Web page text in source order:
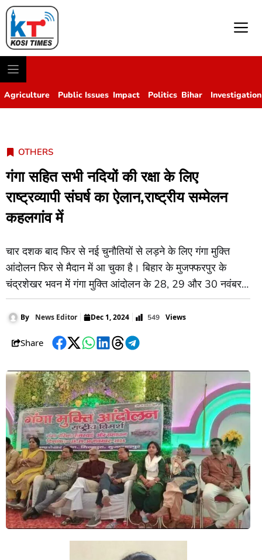
Agriculture Public Issues Impact Politics Bihar Investigation
OTHERS
गंगा सहित सभी नदियों की रक्षा के लिए
राष्ट्रव्यापी संघर्ष का ऐलान,राष्ट्रीय सम्मेलन
कहलगांव में
चार दशक बाद फिर से नई चुनौतियों से लड़ने के लिए गंगा मुक्ति
आंदोलन फिर से मैदान में आ चुका है। बिहार के मुजफ्फरपुर के
चंद्रशेखर भवन में गंगा मुक्ति आंदोलन के 28, 29 और 30 नवंबर
को हुए राष्ट्रीय सम्मेलन में गंगा बेसिन की समस्या और इसके
समाधान पर देश भर के चिंतकों, विशेषज्ञों
By News Editor Dec 1, 2024 549 Views
Share
Facebook
TwitterWhatsApp
LinkedIn
ThreadsTelegram